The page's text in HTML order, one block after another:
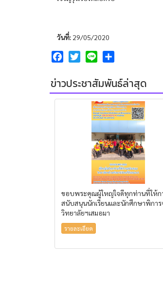
วันที่: 29/05/2020
Facebook
Twitter Line
ข่าวประชาสัมพันธ์ล่าสุด
ขอบพระคุณผู้ใหญ่ใจดีทุกท่านที่ให้ก
สนับสนุนนักเรียนและนักศึกษาพิการ
วิทยาลัยฯเสมอมา
รายละเอียด